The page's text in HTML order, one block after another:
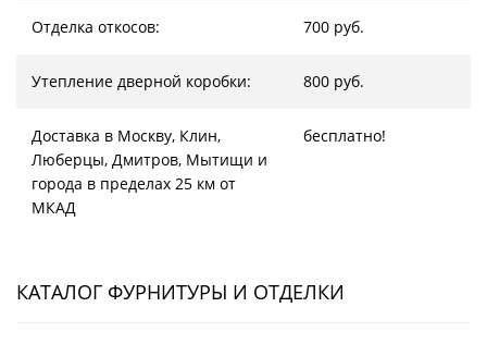
Отделка откосов: 700 руб.
Утепление дверной коробки: 800 руб.
Доставка в Москву, Клин,
Люберцы, Дмитров, Мытищи и
города в пределах 25 км от
МКАД
бесплатно!
КАТАЛОГ ФУРНИТУРЫ И ОТДЕЛКИ